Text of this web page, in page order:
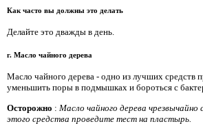
Как часто вы должны это делать
Делайте это дважды в день.
г. Масло чайного дерева
Масло чайного дерева - одно из лучших
уменьшить поры в подмышках и бороться с
Осторожно : Масло чайного дерева
этого средства проведите тест на пластырь.